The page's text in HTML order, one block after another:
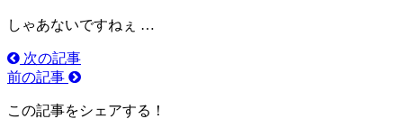
しゃあないですねぇ …
次の記事
前の記事
この記事をシェアする！